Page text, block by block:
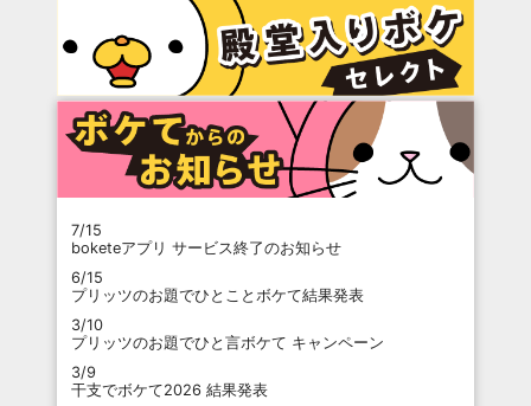
7/15
boketeアプリ サービス終了のお知らせ
6/15
プリッツのお題でひとことボケて結果発表
3/10
プリッツのお題でひと言ボケて キャンペーン
3/9
干支でボケて2026 結果発表